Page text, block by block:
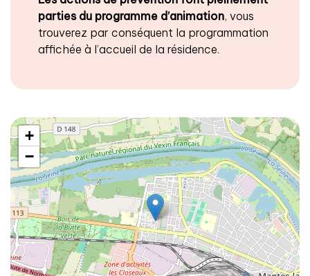
parties du programme d’animation, vous
trouverez par conséquent la programmation
affichée à l’accueil de la résidence.
+
−